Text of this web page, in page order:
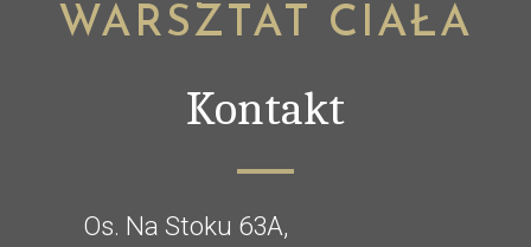
WARSZTAT CIAŁA
Kontakt
Os. Na Stoku 63A,